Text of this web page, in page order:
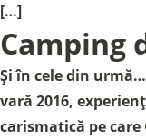
[…]
Camping
Și în cele din
vară 2016,
carismatică pe